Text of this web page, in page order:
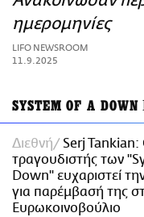
ΑΜΠΑ
PRINT
ημερομηνίες
LIFO NEWSROOM
11.9.2025
SYSTEM OF A DOWN
Διεθνή
Serj
τραγουδιστής των
Down" ευχαριστεί
για παρέμβασή της
Ευρωκοινοβούλιο